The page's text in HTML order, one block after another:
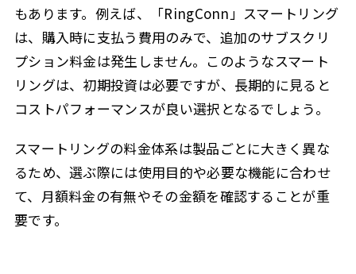
もあります。例えば、「RingConn」スマートリング
は、購入時に支払う費用のみで、追加のサブスクリ
プション料金は発生しません。このようなスマート
リングは、初期投資は必要ですが、長期的に見ると
コストパフォーマンスが良い選択となるでしょう。
スマートリングの料金体系は製品ごとに大きく異な
るため、選ぶ際には使用目的や必要な機能に合わせ
て、月額料金の有無やその金額を確認することが重
要です。